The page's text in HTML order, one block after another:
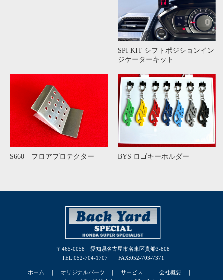
発売開始!! 詳細
・FD2 ブラック結晶塗装 エンジンカバー 詳細
2025/05/11 お知らせ
・7/20開催のエスコぺ参加と臨時休業のお知らせ
2025/04/25 お知らせ
・イベント出店と臨時休業のお知らせ 詳細
お知らせ
・今年も「えっと広島に集まりん祭！2025」に参加させて
SPI KIT シフトポジションイン
ジケーターキット
S660 フロアプロテクター BYS ロゴキーホルダー
〒465-0058 愛知県名古屋市名東区貴船3-808
TEL:052-704-1707 FAX:052-703-7371
ホーム ｜ オリジナルパーツ ｜ サービス ｜ 会社概要 ｜